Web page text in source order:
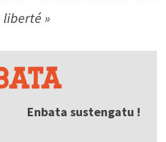
liberté »
Enbata sustengatu !